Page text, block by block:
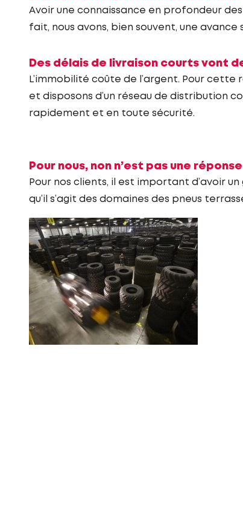
Avoir une connaissance en profondeur
fait, nous avons, bien souvent, une avance
Des délais de livraison courts vont
L’immobilité coûte de l’argent. Pour
et disposons d’un réseau de distribution
rapidement et en toute sécurité.
Pour nous, non n’est pas une réponse
Pour nos clients, il est important d’avoir
qu’il s’agit des domaines des pneus